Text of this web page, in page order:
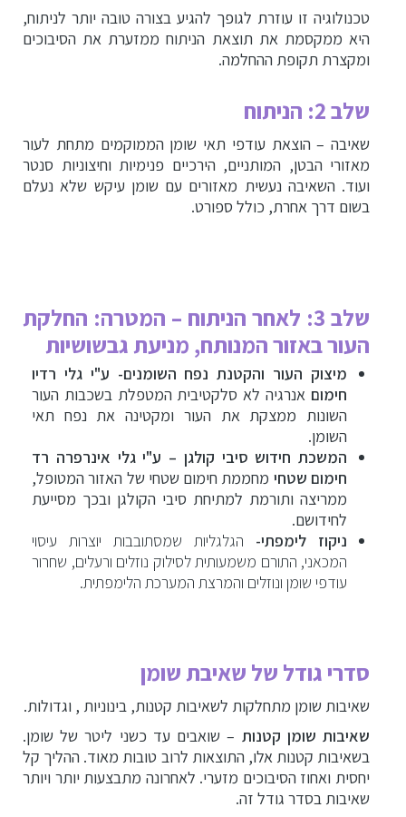
טכנולוגיה זו עוזרת לגופך להגיע בצורה טובה יותר לניתוח,
היא ממקסמת את תוצאת הניתוח ממזערת את הסיבוכים
ומקצרת תקופת ההחלמה.
שלב 2: הניתוח
שאיבה – הוצאת עודפי תאי שומן הממוקמים מתחת לעור
מאזורי הבטן, המותניים, הירכיים פנימיות וחיצוניות סנטר
ועוד. השאיבה נעשית מאזורים עם שומן עיקש שלא נעלם
בשום דרך אחרת, כולל ספורט.
שלב 3: לאחר הניתוח – המטרה: החלקת
העור באזור המנותח, מניעת גבשושיות
מיצוק העור והקטנת נפח השומנים- ע"י גלי רדיו
חימום אנרגיה לא סלקטיבית המטפלת בשכבות העור
השונות ממצקת את העור ומקטינה את נפח תאי
השומן.
המשכת חידוש סיבי קולגן – ע"י גלי אינרפרה רד
חימום שטחי מחממת חימום שטחי של האזור המטופל,
ממריצה ותורמת למתיחת סיבי הקולגן ובכך מסייעת
לחידושם.
ניקוז לימפתי- הגלגליות שמסתובבות יוצרות עיסוי
המכאני, התורם משמעותית לסילוק נוזלים ורעלים, שחרור
עודפי שומן ונוזלים והמרצת המערכת הלימפתית.
סדרי גודל של שאיבת שומן
שאיבות שומן מתחלקות לשאיבות קטנות, בינוניות , וגדולות.
שאיבות שומן קטנות – שואבים עד כשני ליטר של שומן.
בשאיבות קטנות אלו, התוצאות לרוב טובות מאוד. ההליך קל
יחסית ואחוז הסיבוכים מזערי. לאחרונה מתבצעות יותר ויותר
שאיבות בסדר גודל זה.